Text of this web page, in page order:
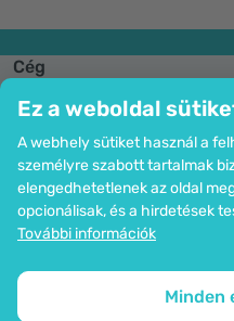
Ez a weboldal
A webhely sütiket használ a
személyre szabott tartalmak
elengedhetetlenek az oldal
opcionálisak, és a hirdetések
További információk
Minden
Cég
Csatlakozzon hozzánk
Segítség és
Bankkártyás fizetési lehetőség. A
SSL titkosítással.
Az oldal térképe